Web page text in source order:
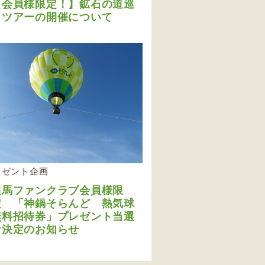
員様限定！】鉱石の道巡
アーの開催について
ント企画
ファンクラブ会員様限
「神鍋そらんど 熱気球
招待券」プレゼント当選
定のお知らせ